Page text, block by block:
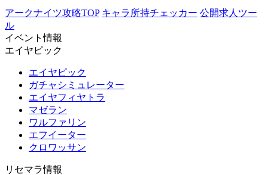
アークナイツ攻略TOP キャラ所持チェッカー 公開求人ツー
ル
イベント情報
エイヤピック
エイヤピック
ガチャシミュレーター
エイヤフィヤトラ
マゼラン
ワルファリン
エフイーター
クロワッサン
リセマラ情報